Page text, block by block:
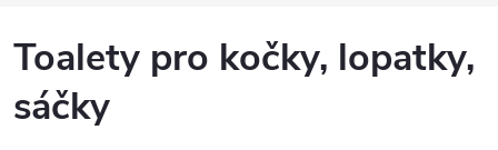
Toalety pro kočky, lopatky,
sáčky